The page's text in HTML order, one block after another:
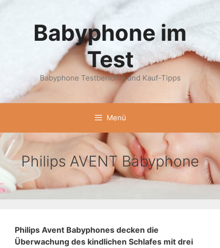
Babyphone im
Test
Babyphone Testberichte und Kauf-Tipps
Menü
Philips AVENT Babyphone
Philips Avent Babyphones decken die
Überwachung des kindlichen Schlafes mit drei